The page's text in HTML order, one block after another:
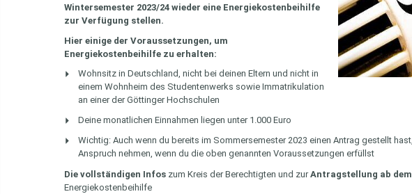
Wintersemester 2023/24 wieder eine Energiekostenbeihilfe
zur Verfügung stellen.
Hier einige der Voraussetzungen, um
Energiekostenbeihilfe zu erhalten:
Wohnsitz in Deutschland, nicht bei deinen Eltern und nicht in
einem Wohnheim des Studentenwerks sowie Immatrikulation
an einer der Göttinger Hochschulen
Deine monatlichen Einnahmen liegen unter 1.000 Euro
Wichtig: Auch wenn du bereits im Sommersemester 2023 einen Antrag gestellt
Anspruch nehmen, wenn du die oben genannten Voraussetzungen erfüllst
Die vollständigen Infos zum Kreis der Berechtigten und zurAntragstellung ab dem
Energiekostenbeihilfe